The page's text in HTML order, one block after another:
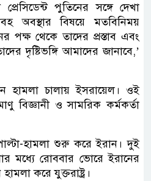
প্রেসিডেন্ট পুতিনের সঙ্গে দেখা
অবস্থার বিষয়ে মতবিনিময়
পক্ষ থেকে তাদের প্রস্তাব এবং
দৃষ্টিভঙ্গি আমাদের জানাবে,’
চালায় ইসরায়েল। ওই
বিজ্ঞানী ও সামরিক কর্মকর্তা
হামলা শুরু করে ইরান। দুই
মধ্যে রোববার ভোরে ইরানের
করে যুক্তরাষ্ট্র।